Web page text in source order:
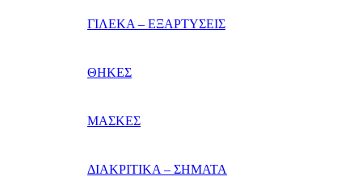
ΓΙΛΕΚΑ – ΕΞΑΡΤΥΣΕΙΣ
ΘΗΚΕΣ
ΜΑΣΚΕΣ
ΔΙΑΚΡΙΤΙΚΑ – ΣΗΜΑΤΑ